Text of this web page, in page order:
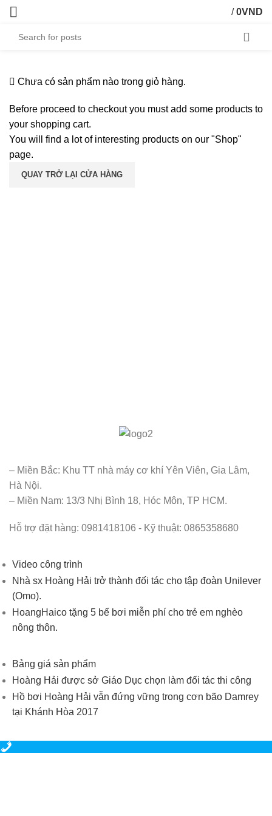
/ 0VND
Chưa có sản phẩm nào trong giỏ hàng.
Before proceed to checkout you must add some products to
your shopping cart.
You will find a lot of interesting products on our "Shop"
page.
QUAY TRỞ LẠI CỬA HÀNG
– Miền Bắc: Khu TT nhà máy cơ khí Yên Viên, Gia Lâm,
Hà Nội.
– Miền Nam: 13/3 Nhị Bình 18, Hóc Môn, TP HCM.
Hỗ trợ đặt hàng: 0981418106 - Kỹ thuật: 0865358680
Video công trình
Nhà sx Hoàng Hải trở thành đối tác cho tập đoàn Unilever
(Omo).
HoangHaico tặng 5 bể bơi miễn phí cho trẻ em nghèo
nông thôn.
Bảng giá sản phẩm
Hoàng Hải được sở Giáo Dục chọn làm đối tác thi công
Hồ bơi Hoàng Hải vẫn đứng vững trong cơn bão Damrey
tại Khánh Hòa 2017